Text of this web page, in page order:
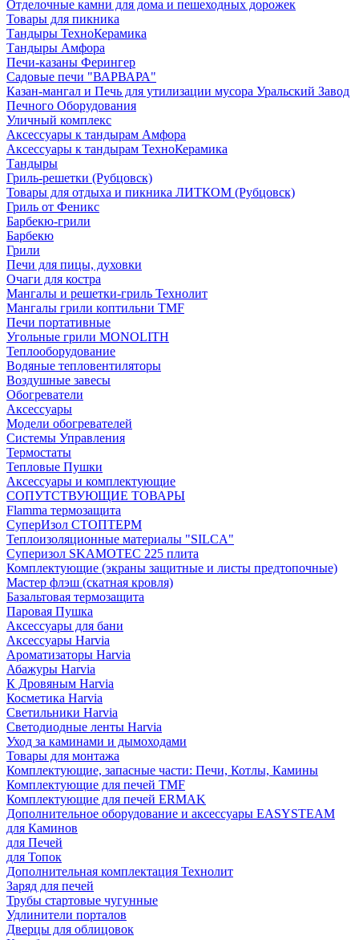
Отделочные камни для дома и пешеходных дорожек
Товары для пикника
Тандыры ТехноКерамика
Тандыры Амфора
Печи-казаны Ферингер
Садовые печи "ВАРВАРА"
Казан-мангал и Печь для утилизации мусора Уральский Завод
Печного Оборудования
Уличный комплекс
Аксессуары к тандырам Амфора
Аксессуары к тандырам ТехноКерамика
Тандыры
Гриль-решетки (Рубцовск)
Товары для отдыха и пикника ЛИТКОМ (Рубцовск)
Гриль от Феникс
Барбекю-грили
Барбекю
Грили
Печи для пицы, духовки
Очаги для костра
Мангалы и решетки-гриль Технолит
Мангалы грили коптильни TMF
Печи портативные
Угольные грили MONOLITH
Теплооборудование
Водяные тепловентиляторы
Воздушные завесы
Обогреватели
Аксессуары
Модели обогревателей
Системы Управления
Термостаты
Тепловые Пушки
Аксессуары и комплектующие
СОПУТСТВУЮЩИЕ ТОВАРЫ
Flamma термозащита
СуперИзол СТОПТЕРМ
Теплоизоляционные материалы "SILCA"
Суперизол SKAMOTEC 225 плита
Комплектующие (экраны защитные и листы предтопочные)
Мастер флэш (скатная кровля)
Базальтовая термозащита
Паровая Пушка
Аксессуары для бани
Аксессуары Harvia
Ароматизаторы Harvia
Абажуры Harvia
К Дровяным Harvia
Косметика Harvia
Светильники Harvia
Светодиодные ленты Harvia
Уход за каминами и дымоходами
Товары для монтажа
Комплектующие, запасные части: Печи, Котлы, Камины
Комплектующие для печей TMF
Комплектующие для печей ERMAK
Дополнительное оборудование и аксессуары EASYSTEAM
для Каминов
для Печей
для Топок
Дополнительная комплектация Технолит
Заряд для печей
Трубы стартовые чугунные
Удлинители порталов
Дверцы для облицовок